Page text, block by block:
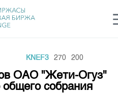
login Рус Кыр Eng
KNEF3 270 200
ОАО "Жети-Огуз"
общего собрания